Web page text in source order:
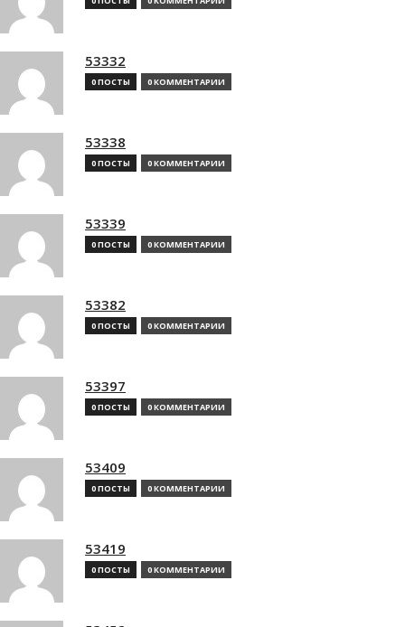
53332
0 ПОСТЫ 0 КОММЕНТАРИИ
53338
0 ПОСТЫ 0 КОММЕНТАРИИ
53339
0 ПОСТЫ 0 КОММЕНТАРИИ
53382
0 ПОСТЫ 0 КОММЕНТАРИИ
53397
0 ПОСТЫ 0 КОММЕНТАРИИ
53409
0 ПОСТЫ 0 КОММЕНТАРИИ
53419
0 ПОСТЫ 0 КОММЕНТАРИИ